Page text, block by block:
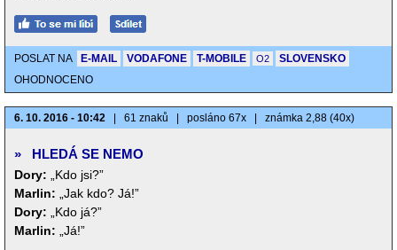
POSLAT NA E-MAIL VODAFONE T-MOBILE O2
SLOVENSKO
OHODNOCENO
6. 10. 2016 - 10:42 61 znaků posláno 67x známka 2,88 (40x)
» HLEDÁ SE NEMO
Dory:
„Kdo jsi?”
Marlin:
„Jak kdo? Já!”
Dory:
„Kdo já?”
Marlin:
„Já!”